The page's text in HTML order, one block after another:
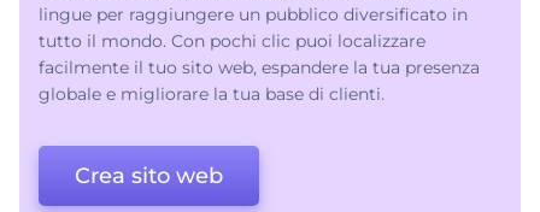
lingue per raggiungere un pubblico diversificato in
tutto il mondo. Con pochi clic puoi localizzare
facilmente il tuo sito web, espandere la tua presenza
globale e migliorare la tua base di clienti.
Crea sito web